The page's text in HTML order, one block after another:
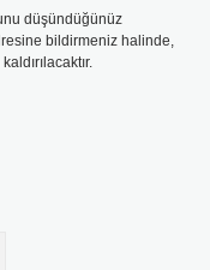
düşündüğünüz
bildirmeniz halinde,